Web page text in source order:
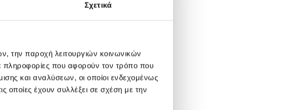
Σχετικά
την παροχή λειτουργιών κοινωνικών
πληροφορίες που αφορούν τον τρόπο που
και αναλύσεων, οι οποίοι ενδεχομένως
οποίες έχουν συλλέξει σε σχέση με την